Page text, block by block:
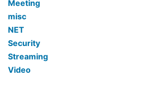
Meeting
misc
NET
Security
Streaming
Video